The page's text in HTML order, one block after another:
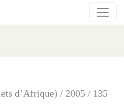
d’Afrique) / 2005 / 135